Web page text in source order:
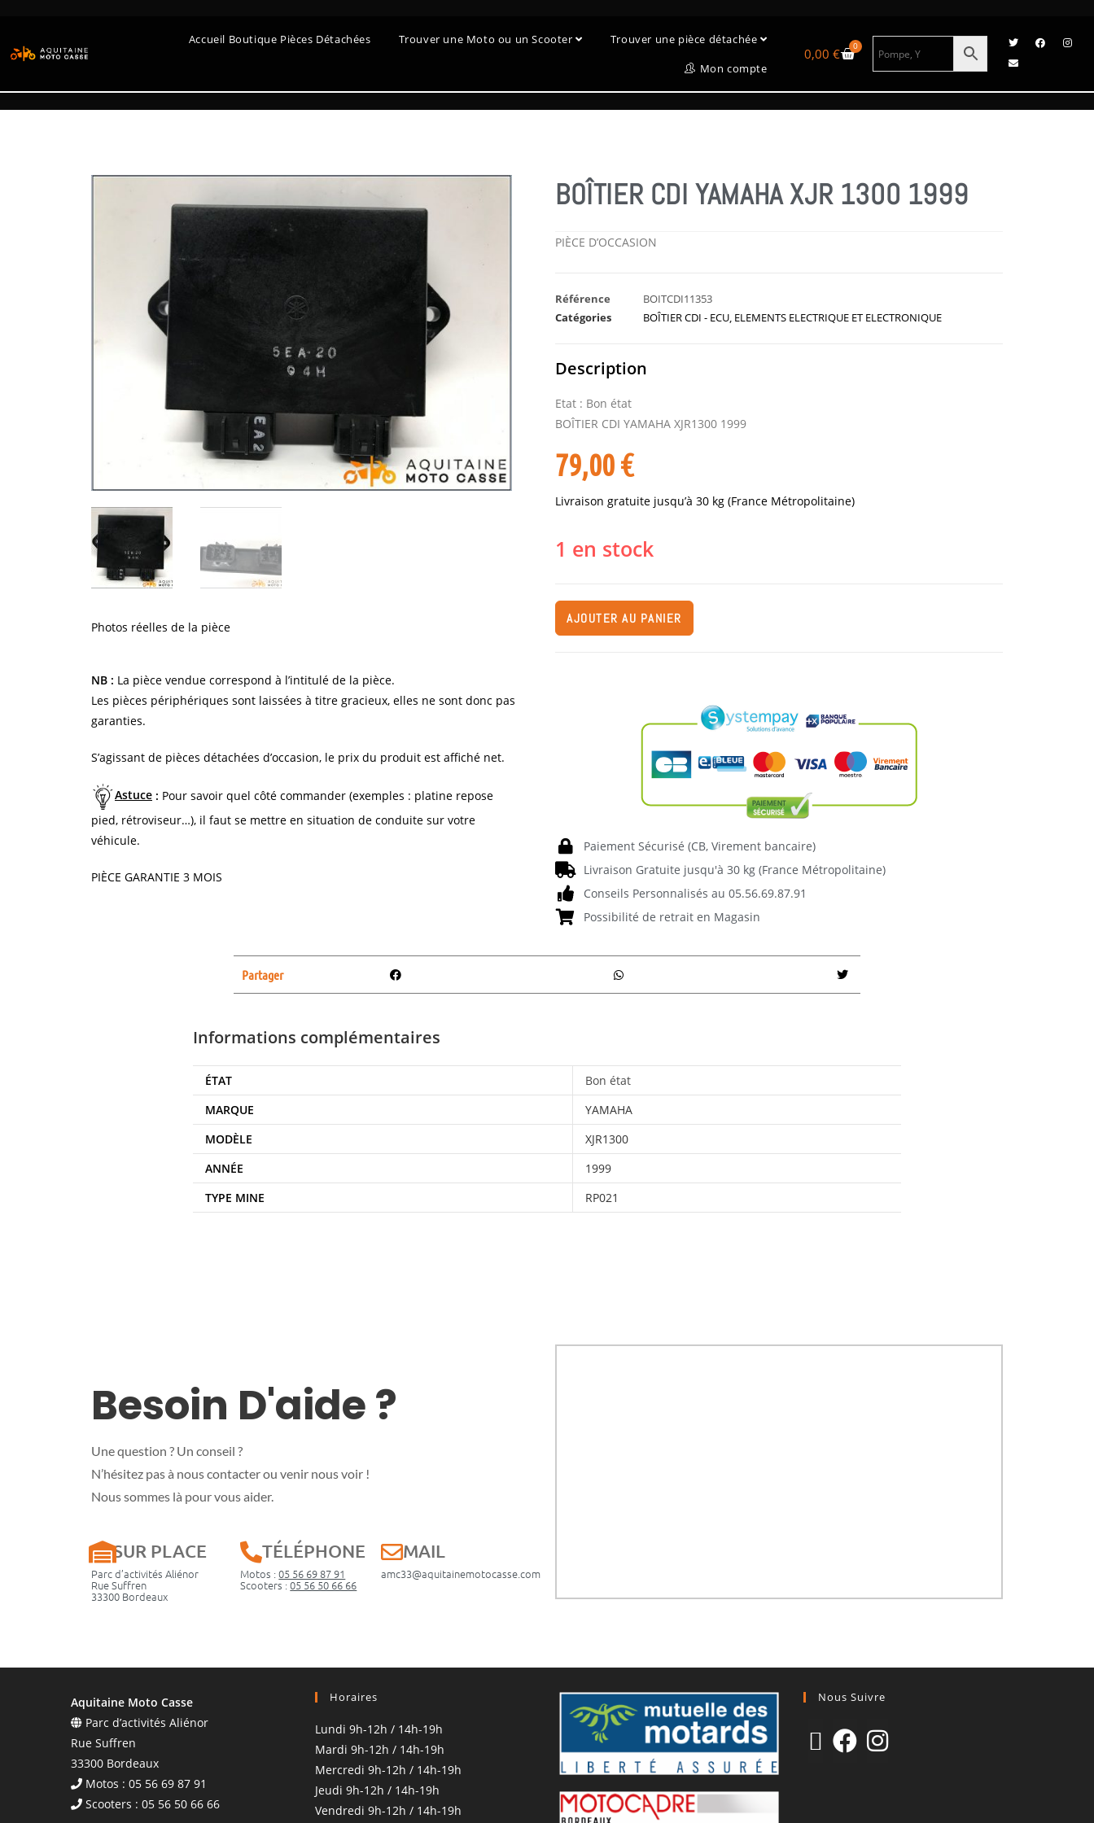
Accueil Boutique Pièces Détachées Trouver une Moto ou un Scooter
Trouver une pièce détachée
Mon compte
0,00 € 0
Photos réelles de la pièce
NB : La pièce vendue correspond à l’intitulé de la pièce.
Les pièces périphériques sont laissées à titre gracieux, elles ne sont donc pas
garanties.
S’agissant de pièces détachées d’occasion, le prix du produit est affiché net.
Astuce : Pour savoir quel côté commander (exemples : platine repose
pied, rétroviseur…), il faut se mettre en situation de conduite sur votre
véhicule.
PIÈCE GARANTIE 3 MOIS
BOÎTIER CDI YAMAHA XJR 1300 1999
PIÈCE D’OCCASION
Référence
BOITCDI11353
Catégories
BOÎTIER CDI - ECU, ELEMENTS ELECTRIQUE ET ELECTRONIQUE
Description
Etat : Bon état
BOÎTIER CDI YAMAHA XJR1300 1999
79,00€
Livraison gratuite jusqu’à 30 kg (France Métropolitaine)
1 en stock
AJOUTER AU PANIER
Paiement Sécurisé (CB, Virement bancaire)
Livraison Gratuite jusqu'à 30 kg (France Métropolitaine)
Conseils Personnalisés au 05.56.69.87.91
Possibilité de retrait en Magasin
Partager
Informations complémentaires
ÉTAT
Bon état
MARQUE
YAMAHA
MODÈLE
XJR1300
ANNÉE
1999
TYPE MINE
RP021
Besoin D'aide ?
Une question ? Un conseil ?
N’hésitez pas à nous contacter ou venir nous voir !
Nous sommes là pour vous aider.
SUR PLACE
Parc d’activités Aliénor
Rue Suffren
33300 Bordeaux
TÉLÉPHONE
Motos :05 56 69 87 91
Scooters :05 56 50 66 66
MAIL
amc33@aquitainemotocasse.com
Aquitaine Moto Casse
Parc d’activités Aliénor
Rue Suffren
33300 Bordeaux
Motos : 05 56 69 87 91
Scooters : 05 56 50 66 66
Horaires
Lundi 9h-12h / 14h-19h
Mardi 9h-12h / 14h-19h
Mercredi 9h-12h / 14h-19h
Jeudi 9h-12h / 14h-19h
Vendredi 9h-12h / 14h-19h
Nous Suivre